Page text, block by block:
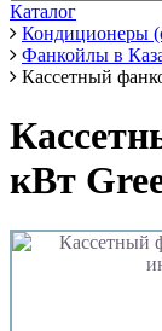
Каталог
Кондиционеры
Фанкойлы в
Кассетный
кВт